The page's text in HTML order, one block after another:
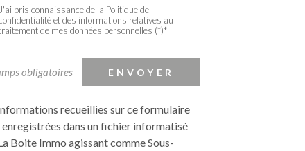
J'ai pris connaissance de la Politique de
et des informations relatives au
de mes données personnelles (*)*
obligatoires ENVOYER
recueillies sur ce formulaire
dans un fichier informatisé
Boite Immo agissant comme Sous-